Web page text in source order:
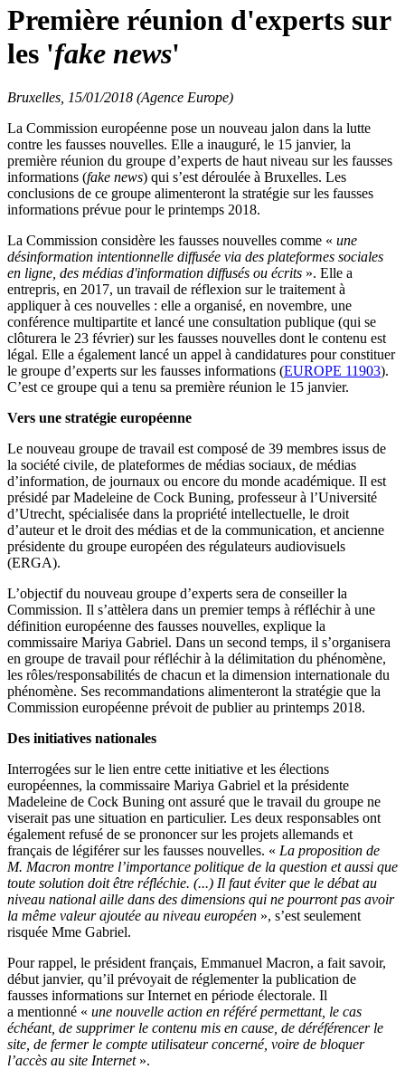
Première réunion d'experts sur
les 'fake news'
Bruxelles, 15/01/2018 (Agence Europe)
La Commission européenne pose un nouveau jalon dans la lutte
contre les fausses nouvelles. Elle a inauguré, le 15 janvier, la
première réunion du groupe d’experts de haut niveau sur les fausses
informations (fake news) qui s’est déroulée à Bruxelles. Les
conclusions de ce groupe alimenteront la stratégie sur les fausses
informations prévue pour le printemps 2018.
La Commission considère les fausses nouvelles comme « une
désinformation intentionnelle diffusée via des plateformes sociales
en ligne, des médias d'information diffusés ou écrits ». Elle a
entrepris, en 2017, un travail de réflexion sur le traitement à
appliquer à ces nouvelles : elle a organisé, en novembre, une
conférence multipartite et lancé une consultation publique (qui se
clôturera le 23 février) sur les fausses nouvelles dont le contenu est
légal. Elle a également lancé un appel à candidatures pour constituer
le groupe d’experts sur les fausses informations (EUROPE 11903).
C’est ce groupe qui a tenu sa première réunion le 15 janvier.
Vers une stratégie européenne
Le nouveau groupe de travail est composé de 39 membres issus de
la société civile, de plateformes de médias sociaux, de médias
d’information, de journaux ou encore du monde académique. Il est
présidé par Madeleine de Cock Buning, professeur à l’Université
d’Utrecht, spécialisée dans la propriété intellectuelle, le droit
d’auteur et le droit des médias et de la communication, et ancienne
présidente du groupe européen des régulateurs audiovisuels
(ERGA).
L’objectif du nouveau groupe d’experts sera de conseiller la
Commission. Il s’attèlera dans un premier temps à réfléchir à une
définition européenne des fausses nouvelles, explique la
commissaire Mariya Gabriel. Dans un second temps, il s’organisera
en groupe de travail pour réfléchir à la délimitation du phénomène,
les rôles/responsabilités de chacun et la dimension internationale du
phénomène. Ses recommandations alimenteront la stratégie que la
Commission européenne prévoit de publier au printemps 2018.
Des initiatives nationales
Interrogées sur le lien entre cette initiative et les élections
européennes, la commissaire Mariya Gabriel et la présidente
Madeleine de Cock Buning ont assuré que le travail du groupe ne
viserait pas une situation en particulier. Les deux responsables ont
également refusé de se prononcer sur les projets allemands et
français de légiférer sur les fausses nouvelles. « La proposition de
M. Macron montre l’importance politique de la question et aussi que
toute solution doit être réfléchie. (...) Il faut éviter que le débat au
niveau national aille dans des dimensions qui ne pourront pas avoir
la même valeur ajoutée au niveau européen », s’est seulement
risquée Mme Gabriel.
Pour rappel, le président français, Emmanuel Macron, a fait savoir,
début janvier, qu’il prévoyait de réglementer la publication de
fausses informations sur Internet en période électorale. Il
a mentionné « une nouvelle action en référé permettant, le cas
échéant, de supprimer le contenu mis en cause, de déréférencer le
site, de fermer le compte utilisateur concerné, voire de bloquer
l’accès au site Internet ».